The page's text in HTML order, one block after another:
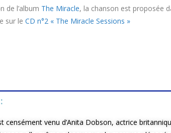
de l’album The Miracle, la chanson est proposée
sur le CD n°2 « The Miracle Sessions »
censément venu d’Anita Dobson, actrice